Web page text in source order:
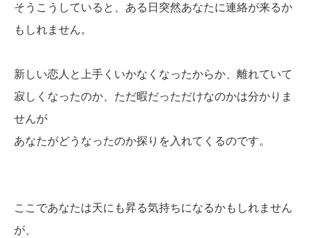
そうこうしていると、ある日突然あなたに連絡が来るか
もしれません。
新しい恋人と上手くいかなくなったからか、離れていて
寂しくなったのか、ただ暇だっただけなのかは分かりま
せんが
あなたがどうなったのか探りを入れてくるのです。
ここであなたは天にも昇る気持ちになるかもしれません
が、